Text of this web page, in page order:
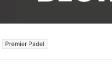
Premier Padel